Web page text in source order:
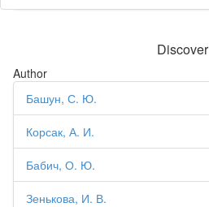
Discover
Author
Башун, С. Ю.
Корсак, А. И.
Бабич, О. Ю.
Зенькова, И. В.